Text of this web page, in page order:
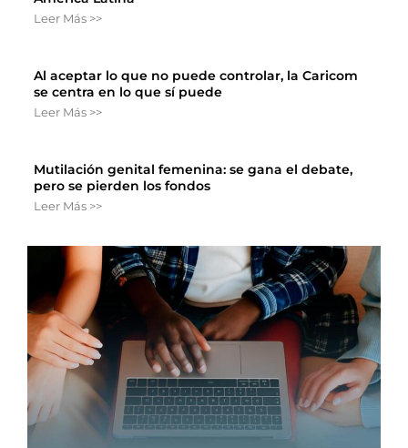
Leer Más >>
Al aceptar lo que no puede controlar, la Caricom
se centra en lo que sí puede
Leer Más >>
Mutilación genital femenina: se gana el debate,
pero se pierden los fondos
Leer Más >>